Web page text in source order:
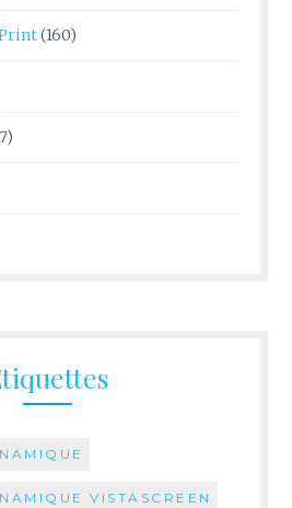
(160)
VISTASCREEN